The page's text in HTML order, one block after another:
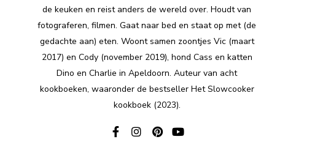
de keuken en reist anders de wereld over. Houdt van
fotograferen, filmen. Gaat naar bed en staat op met (de
gedachte aan) eten. Woont samen zoontjes Vic (maart
2017) en Cody (november 2019), hond Cass en katten
Dino en Charlie in Apeldoorn. Auteur van acht
kookboeken, waaronder de bestseller Het Slowcooker
kookboek (2023).